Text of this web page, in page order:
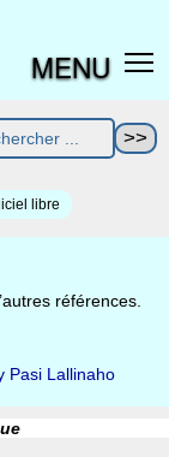
MENU
libre
références.